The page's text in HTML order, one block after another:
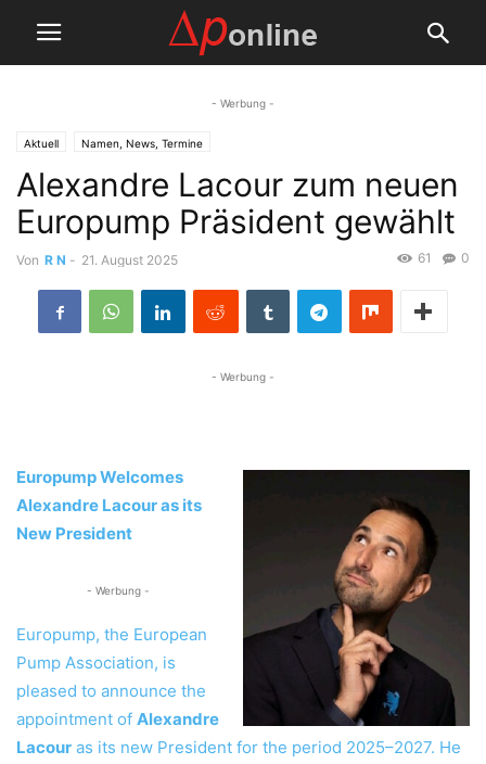
- Werbung -
Aktuell Namen, News, Termine
Alexandre Lacour zum neuen
Europump Präsident gewählt
Von R N - 21. August 2025 0
61
- Werbung -
Europump Welcomes
Alexandre Lacour as its
New President
- Werbung -
Europump, the European
Pump Association, is
pleased to announce the
appointment of Alexandre
Lacour as its new President for the period 2025–2027. He